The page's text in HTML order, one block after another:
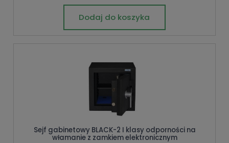
Dodaj do koszyka
Sejf gabinetowy BLACK-2 I klasy odporności na
włamanie z zamkiem elektronicznym